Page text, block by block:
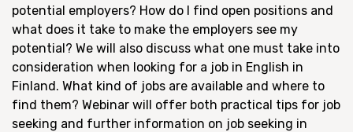
potential employers? How do I find open positions and
what does it take to make the employers see my
potential? We will also discuss what one must take into
consideration when looking for a job in English in
Finland. What kind of jobs are available and where to
find them? Webinar will offer both practical tips for job
seeking and further information on job seeking in